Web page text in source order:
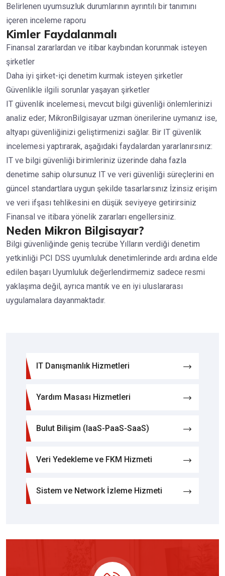
Belirlenen uyumsuzluk durumlarının ayrıntılı bir tanımını
içeren inceleme raporu
Kimler Faydalanmalı
Finansal zararlardan ve itibar kaybından korunmak isteyen
şirketler
Daha iyi şirket-içi denetim kurmak isteyen şirketler
Güvenlikle ilgili sorunlar yaşayan şirketler
IT güvenlik incelemesi, mevcut bilgi güvenliği önlemlerinizi
analiz eder; MikronBilgisayar uzman önerilerine uymanız ise,
altyapı güvenliğinizi geliştirmenizi sağlar. Bir IT güvenlik
incelemesi yaptırarak, aşağıdaki faydalardan yararlanırsınız:
IT ve bilgi güvenliği birimleriniz üzerinde daha fazla
denetime sahip olursunuz IT ve veri güvenliği süreçlerini en
güncel standartlara uygun şekilde tasarlarsınız İzinsiz erişim
ve veri ifşası tehlikesini en düşük seviyeye getirirsiniz
Finansal ve itibara yönelik zararları engellersiniz.
Neden Mikron Bilgisayar?
Bilgi güvenliğinde geniş tecrübe Yılların verdiği denetim
yetkinliği PCI DSS uyumluluk denetimlerinde ardı ardına elde
edilen başarı Uyumluluk değerlendirmemiz sadece resmi
yaklaşıma değil, ayrıca mantık ve en iyi uluslararası
uygulamalara dayanmaktadır.
IT Danışmanlık Hizmetleri
Yardım Masası Hizmetleri
Bulut Bilişim (IaaS-PaaS-SaaS)
Veri Yedekleme ve FKM Hizmeti
Sistem ve Network İzleme Hizmeti